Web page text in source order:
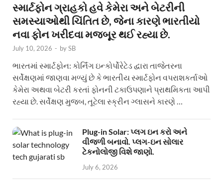
સ્માર્ટફોન ગ્રાહકો હવે કેમેરા અને બેટરીની
સમસ્યાઓથી ચિંતિત છે, જેના કારણે ભારતીયો
નવા ફોન ખરીદવા મજબૂર થઈ રહ્યા છે.
July 10, 2026 - bySB
ભારતમાં સ્માર્ટફોન: કોર્નિંગ ઇન્કોર્પોરેટેડ દ્વારા તાજેતરના
સર્વેક્ષણમાં જાણવા મળ્યું છે કે ભારતીય સ્માર્ટફોન વપરાશકર્તાઓ
કેમેરા અથવા બેટરી કરતાં ફોનની ટકાઉપણાને પ્રાથમિકતા આપી
રહ્યા છે. સર્વેક્ષણ મુજબ, તૂટેલા સ્ક્રીન ગ્લાસને કારણે …
Plug-in Solar: પ્લગ ઇન કરો અને
વીજળી બનાવો. પ્લગ-ઇન સોલાર
ટેકનોલોજી વિશે જાણો.
July 6, 2026